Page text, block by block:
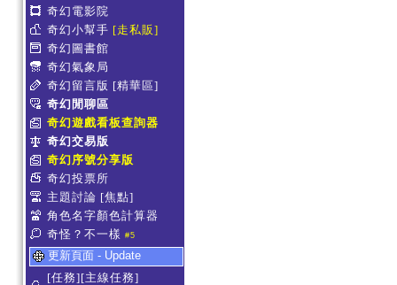
奇幻電影院
奇幻小幫手 [走私販]
奇幻圖書館
奇幻氣象局
奇幻留言版 [精華區]
奇幻閒聊區
奇幻遊戲看板查詢器
奇幻交易版
奇幻序號分享版
奇幻投票所
主題討論 [焦點]
角色名字顏色計算器
奇怪？不一樣 #5
更新頁面 - Update
[任務][主線任務]